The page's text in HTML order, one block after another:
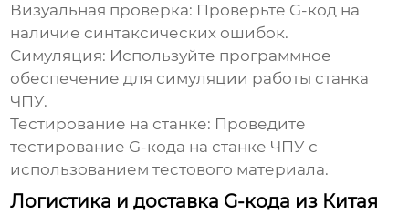
Визуальная проверка: Проверьте G-код на
наличие синтаксических ошибок.
Симуляция: Используйте программное
обеспечение для симуляции работы станка
ЧПУ.
Тестирование на станке: Проведите
тестирование G-кода на станке ЧПУ с
использованием тестового материала.
Логистика и доставка G-кода из Китая